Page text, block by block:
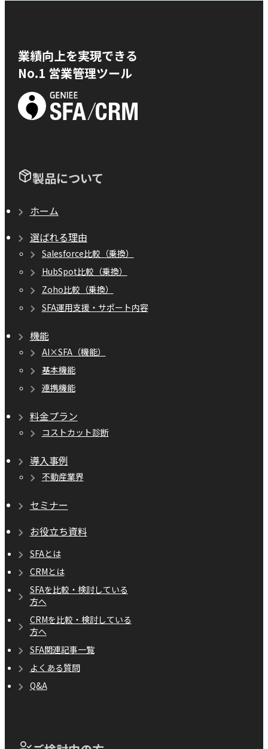
業績向上を実現できる
No.1 営業管理ツール
製品について
ホーム
選ばれる理由
Salesforce比較（乗換）
HubSpot比較（乗換）
Zoho比較（乗換）
SFA運用支援・サポート内容
機能
AI×SFA（機能）
基本機能
連携機能
料金プラン
コストカット診断
導入事例
不動産業界
セミナー
お役立ち資料
SFAとは
CRMとは
SFAを比較・検討している
方へ
CRMを比較・検討している
方へ
SFA関連記事一覧
よくある質問
Q&A